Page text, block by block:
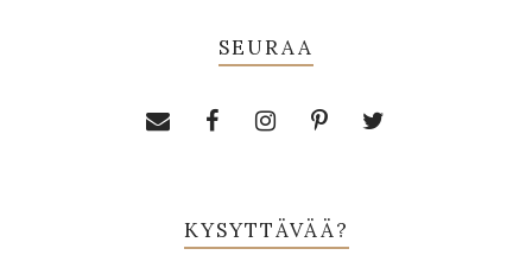
SEURAA
KYSYTTÄVÄÄ?